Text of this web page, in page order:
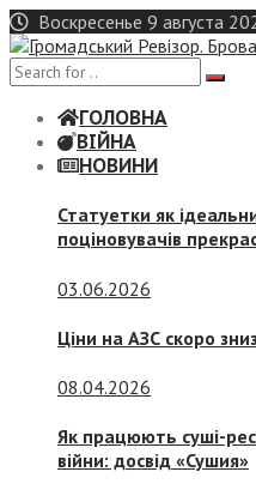
Skip
to
content
Воскресенье 9 августа
ГОЛОВНА
ВІЙНА
НОВИНИ
Статуетки як
поціновувачів
03.06.2026
Ціни на АЗС скоро
08.04.2026
Як працюють суші-
війни: досвід «Сушия»